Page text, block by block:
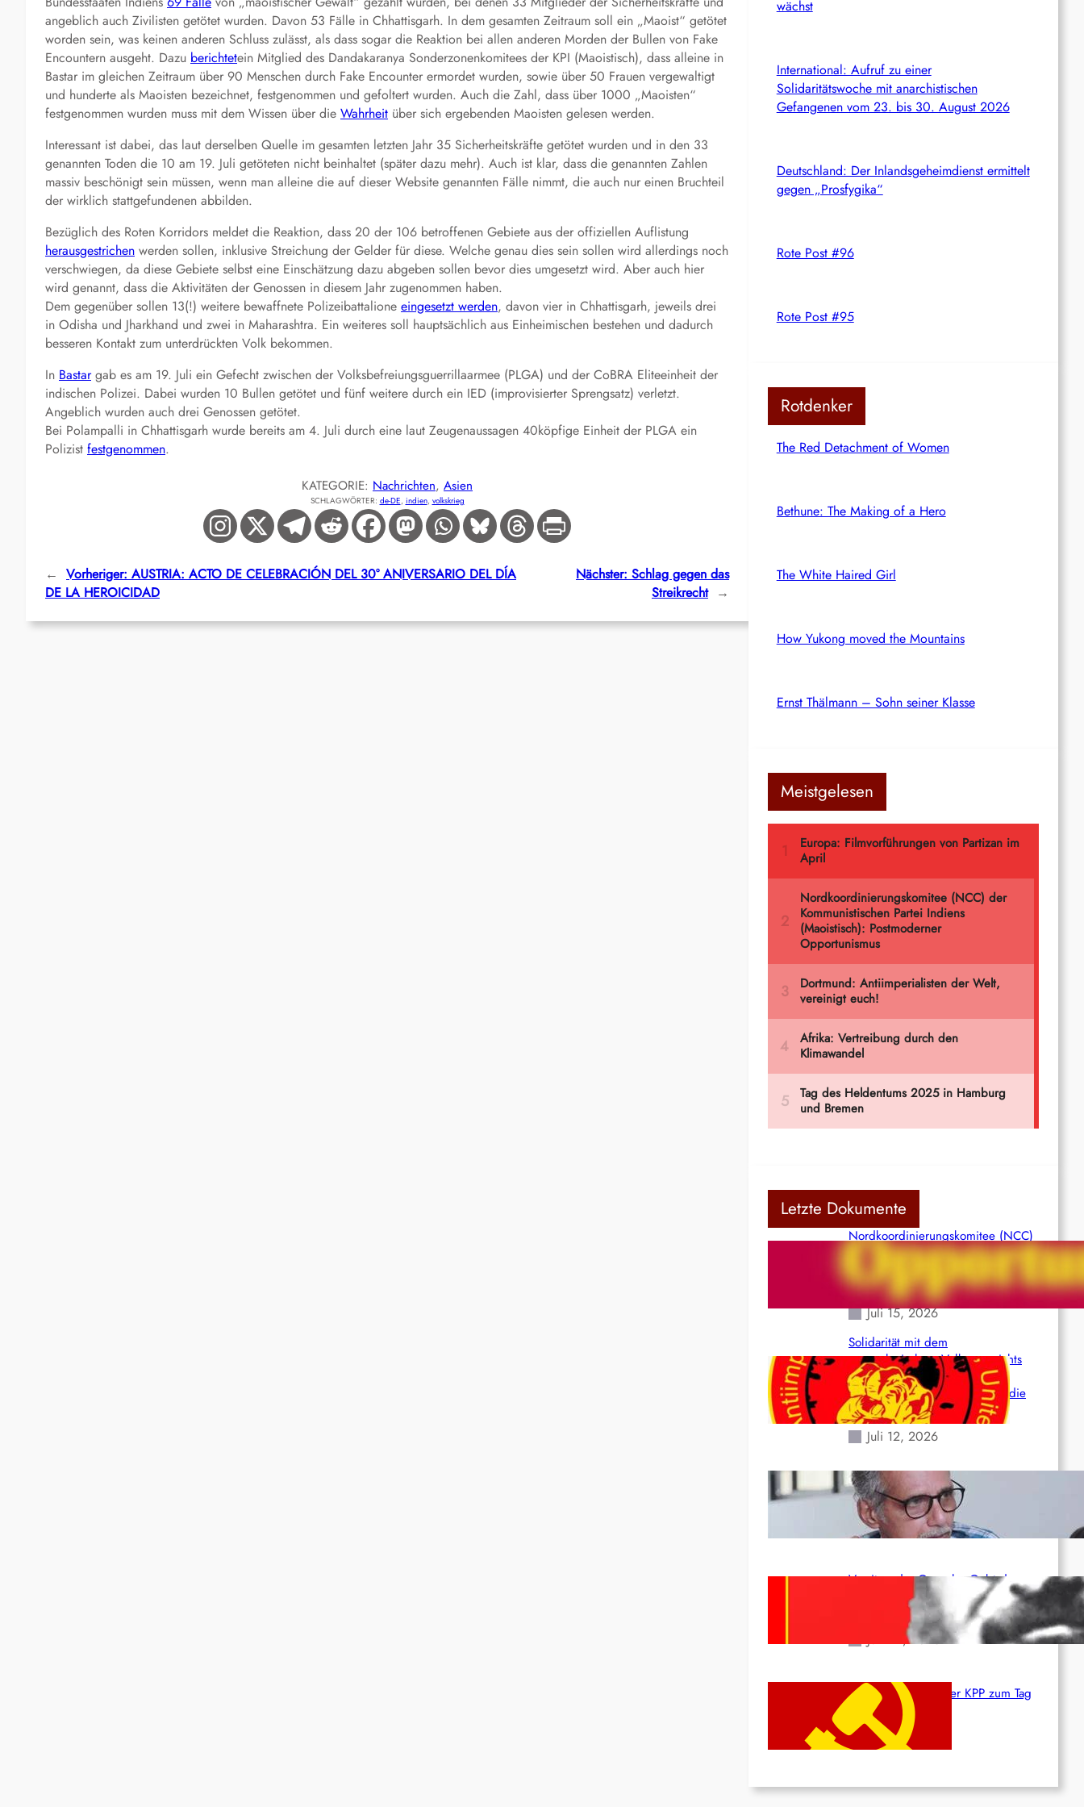
angeblich auch Zivilisten getötet wurden. Davon 53 Fälle in Chhattisgarh. In dem gesamten Zeitraum soll ein „Maoist“ getötet
worden sein, was keinen anderen Schluss zulässt, als dass sogar die Reaktion bei allen anderen Morden der Bullen von Fake
Encountern ausgeht. Dazu berichtetein Mitglied des Dandakaranya Sonderzonenkomitees der KPI (Maoistisch), dass alleine in
Bastar im gleichen Zeitraum über 90 Menschen durch Fake Encounter ermordet wurden, sowie über 50 Frauen vergewaltigt
und hunderte als Maoisten bezeichnet, festgenommen und gefoltert wurden. Auch die Zahl, dass über 1000 „Maoisten“
festgenommen wurden muss mit dem Wissen über die Wahrheit über sich ergebenden Maoisten gelesen werden.
Interessant ist dabei, das laut derselben Quelle im gesamten letzten Jahr 35 Sicherheitskräfte getötet wurden und in den 33
genannten Toden die 10 am 19. Juli getöteten nicht beinhaltet (später dazu mehr). Auch ist klar, dass die genannten Zahlen
massiv beschönigt sein müssen, wenn man alleine die auf dieser Website genannten Fälle nimmt, die auch nur einen Bruchteil
der wirklich stattgefundenen abbilden.
Bezüglich des Roten Korridors meldet die Reaktion, dass 20 der 106 betroffenen Gebiete aus der offiziellen Auflistung
herausgestrichen werden sollen, inklusive Streichung der Gelder für diese. Welche genau dies sein sollen wird allerdings noch
verschwiegen, da diese Gebiete selbst eine Einschätzung dazu abgeben sollen bevor dies umgesetzt wird. Aber auch hier
wird genannt, dass die Aktivitäten der Genossen in diesem Jahr zugenommen haben.
Dem gegenüber sollen 13(!) weitere bewaffnete Polizeibattalione eingesetzt werden, davon vier in Chhattisgarh, jeweils drei
in Odisha und Jharkhand und zwei in Maharashtra. Ein weiteres soll hauptsächlich aus Einheimischen bestehen und dadurch
besseren Kontakt zum unterdrückten Volk bekommen.
In Bastargab es am 19. Juli ein Gefecht zwischen der Volksbefreiungsguerrillaarmee (PLGA) und der CoBRA Eliteeinheit der
indischen Polizei. Dabei wurden 10 Bullen getötet und fünf weitere durch ein IED (improvisierter Sprengsatz) verletzt.
Angeblich wurden auch drei Genossen getötet.
Bei Polampalli in Chhattisgarh wurde bereits am 4. Juli durch eine laut Zeugenaussagen 40köpfige Einheit der PLGA ein
Polizist festgenommen.
KATEGORIE: Nachrichten, Asien
SCHLAGWÖRTER: de-DE, indien, volkskrieg
← Vorheriger: AUSTRIA: ACTO DE CELEBRACIÓN DEL 30° ANIVERSARIO DEL DÍA
DE LA HEROICIDAD
Nächster: Schlag gegen das
Streikrecht →
wächst
International: Aufruf zu einer
Solidaritätswoche mit anarchistischen
Gefangenen vom 23. bis 30. August 2026
Deutschland: Der Inlandsgeheimdienst ermittelt
gegen „Prosfygika“
Rote Post #96
Rote Post #95
Rotdenker
The Red Detachment of Women
Bethune: The Making of a Hero
The White Haired Girl
How Yukong moved the Mountains
Ernst Thälmann – Sohn seiner Klasse
Meistgelesen
Letzte Dokumente
Nordkoordinierungskomitee (NCC)
der Kommunistischen Partei Indiens
(Maoistisch): Postmoderner
Opportunismus
Juli 15, 2026
Solidarität mit dem
venezolanischem Volk angesichts
der verlorenen Leben und der
katastrophalen Situation durch die
Erdbeben des 24. Juni!
Juli 12, 2026
Indien: „Die Politik der
Kapitulation“ von K. Murali (Ajith)
Juli 1, 2026
Vorsitzender Gonzalo: Gebt das
Leben für die Partei und die
Juni 19, 2026
Beschluss des ZK der KPP zum Tag
des Heldentums
Juni 19, 2026